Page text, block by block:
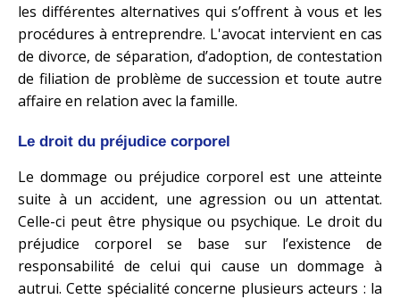
les différentes alternatives qui s’offrent à vous et les
procédures à entreprendre. L'avocat intervient en cas
de divorce, de séparation, d’adoption, de contestation
de filiation de problème de succession et toute autre
affaire en relation avec la famille.
Le droit du préjudice corporel
Le dommage ou préjudice corporel est une atteinte
suite à un accident, une agression ou un attentat.
Celle-ci peut être physique ou psychique. Le droit du
préjudice corporel se base sur l’existence de
responsabilité de celui qui cause un dommage à
autrui. Cette spécialité concerne plusieurs acteurs : la